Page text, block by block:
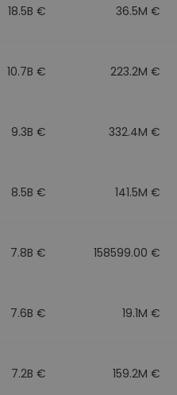
18.5B € 36.5M €
10.7B € 223.2M €
9.3B € 332.4M €
8.5B € 141.5M €
7.8B € 158599.00 €
7.6B € 19.1M €
7.2B € 159.2M €